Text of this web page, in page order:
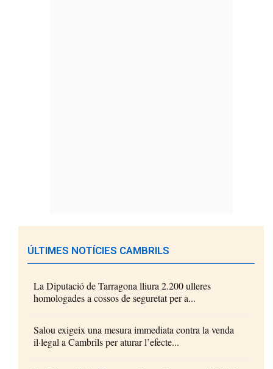
ÚLTIMES NOTÍCIES CAMBRILS
La Diputació de Tarragona lliura 2.200 ulleres
homologades a cossos de seguretat per a...
Salou exigeix una mesura immediata contra la venda
il·legal a Cambrils per aturar l’efecte...